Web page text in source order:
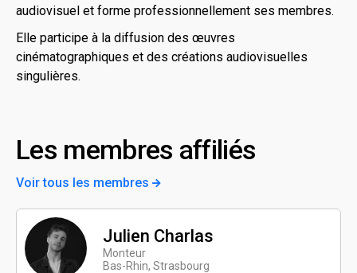
audiovisuel et forme professionnellement ses membres.
Elle participe à la diffusion des œuvres
cinématographiques et des créations audiovisuelles
singulières.
Les membres affiliés
Voir tous les membres
Julien Charlas
Monteur
Bas-Rhin, Strasbourg